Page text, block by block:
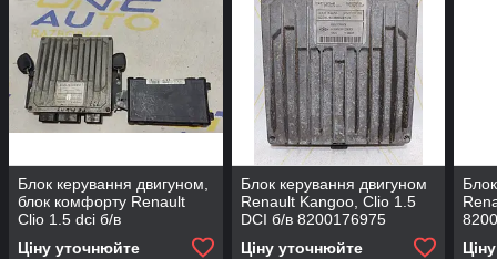
Блок керування двигуном,
блок комфорту Renault
Clio 1.5 dci б/в
8200200625 8200103749
Ціну уточнюйте
Блок керування двигуном
Renault Kangoo, Clio 1.5
DCI б/в 8200176975
Ціну уточнюйте